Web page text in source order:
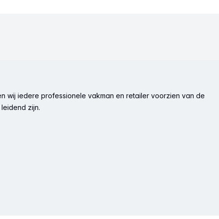
wij iedere professionele vakman en retailer voorzien van de
zijn.